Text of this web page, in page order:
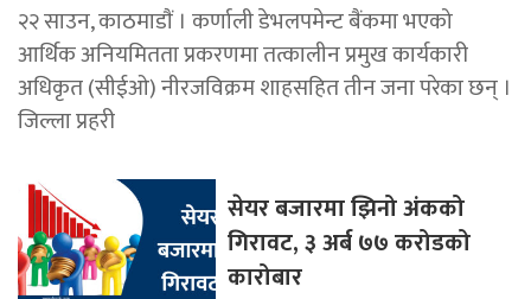
२२ साउन, काठमाडाैं । कर्णाली डेभलपमेन्ट बैंकमा भएको
आर्थिक अनियमितता प्रकरणमा तत्कालीन प्रमुख कार्यकारी
अधिकृत (सीईओ) नीरजविक्रम शाहसहित तीन जना परेका छन् ।
जिल्ला प्रहरी
सेयर बजारमा झिनो अंकको
गिरावट, ३ अर्ब ७७ करोडको
कारोबार